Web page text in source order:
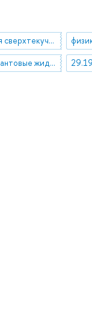
фермионная сверхтекучесть
29.17.21 Квантовые жидкости